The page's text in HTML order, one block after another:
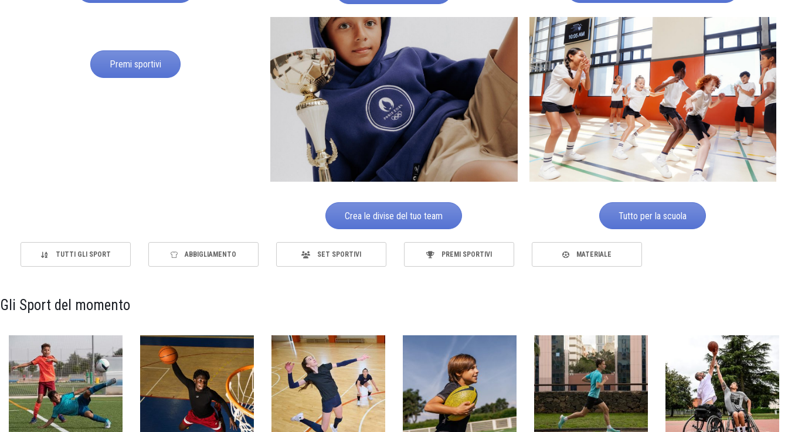
Premi sportivi
Crea le divise del tuo team Tutto per la scuola
TUTTI GLI SPORT ABBIGLIAMENTO SET SPORTIVI PREMI SPORTIVI MATERIALE
Gli Sport del momento